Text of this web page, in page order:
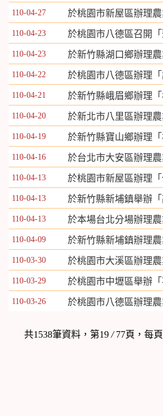
110-04-27 於桃園市新屋區辦理
110-04-23 於桃園市八德區召開
110-04-23 於新竹縣湖口鄉辦理
110-04-22 於桃園市八德區辦理
110-04-21 於新竹縣峨眉鄉辦理
110-04-20 於新北市八里區辦理
110-04-19 於新竹縣寶山鄉辦理
110-04-16 於台北市大安區辦理
110-04-13 於桃園市新屋區辦理
110-04-13 於新竹縣新埔鎮舉辦
110-04-13 於本場台北分場辦理
110-04-09 於新竹縣新埔鎮辦理
110-03-30 於桃園市大溪區辦理
110-03-29 於桃園市中壢區舉辦
110-03-26 於桃園市八德區辦理
共1538筆資料，第19/77頁，每